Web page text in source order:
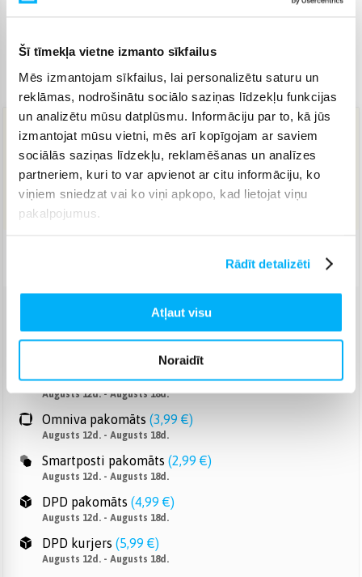
Šī tīmekļa vietne izmanto sīkfailus
Mēs izmantojam sīkfailus, lai personalizētu saturu un
reklāmas, nodrošinātu sociālo saziņas līdzekļu funkcijas
un analizētu mūsu datplūsmu. Informāciju par to, kā jūs
izmantojat mūsu vietni, mēs arī kopīgojam ar saviem
sociālās saziņas līdzekļu, reklamēšanas un analīzes
partneriem, kuri to var apvienot ar citu informāciju, ko
viņiem sniedzat vai ko viņi apkopo, kad lietojat viņu
pakalpojumus.
Rādīt detalizēti
Atļaut visu
Noraidīt
51,38 €
IELIKT GROZĀ
( 2,99 €)
Augusts 12d. - Augusts 18d.
4,99 €)
Apmaksā pilnu summu skaidrā naudā piegādes brīdī.
Augusts 12d. - Augusts 18d.
Omniva pakomāts (3,99 €)
Augusts 12d. - Augusts 18d.
Smartposti pakomāts (2,99 €)
Augusts 12d. - Augusts 18d.
DPD pakomāts (4,99 €)
Augusts 12d. - Augusts 18d.
DPD kurjers (5,99 €)
Augusts 12d. - Augusts 18d.